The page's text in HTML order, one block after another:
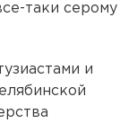
таки серому
и